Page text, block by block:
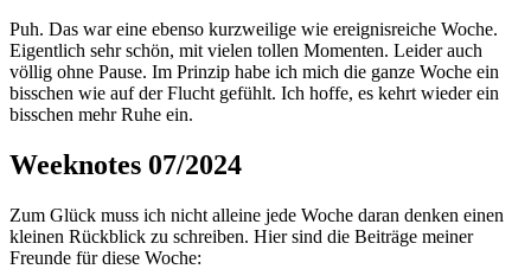
Puh. Das war eine ebenso kurzweilige wie ereignisreiche Woche.
Eigentlich sehr schön, mit vielen tollen Momenten. Leider auch
völlig ohne Pause. Im Prinzip habe ich mich die ganze Woche ein
bisschen wie auf der Flucht gefühlt. Ich hoffe, es kehrt wieder ein
bisschen mehr Ruhe ein.
Weeknotes 07/2024
Zum Glück muss ich nicht alleine jede Woche daran denken einen
kleinen Rückblick zu schreiben. Hier sind die Beiträge meiner
Freunde für diese Woche: